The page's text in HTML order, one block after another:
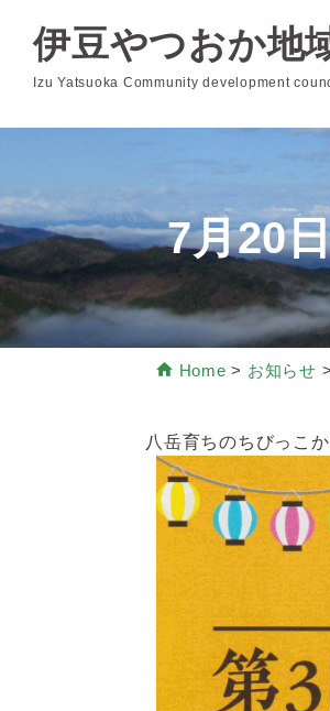
伊豆やつおか地
Izu Yatsuoka Community development
7月20
Home > お知らせ >
八岳育ちのちびっこ